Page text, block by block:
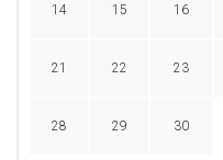
14 15 16
21 22 23
28 29 30